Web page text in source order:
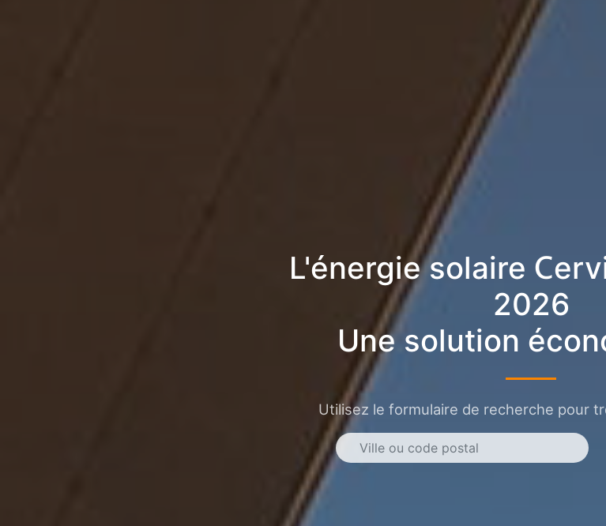
L'énergie solaire
2026
Une solution
Utilisez le formulaire de recherche pour